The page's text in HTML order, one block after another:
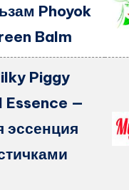
Phoyok
Balm
Piggy
Essence —